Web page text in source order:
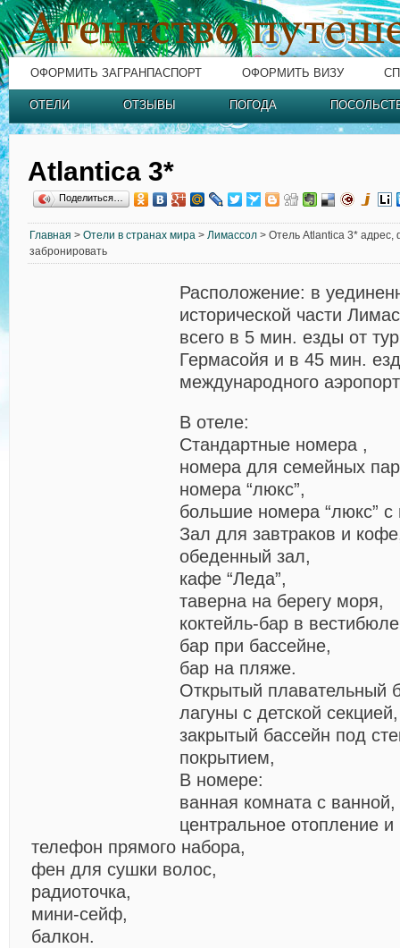
ОФОРМИТЬ ЗАГРАНПАСПОРТ ОФОРМИТЬ ВИЗУ
ОТЕЛИ ОТЗЫВЫ ПОГОДА
Atlantica 3*
Поделиться…
Главная > Отели в странах мира > Лимассол > Отель Atlantica 3* адрес,
забронировать
Расположение: в
исторической части
всего в 5 мин. езды от
Гермасойя и в 45 мин.
международного
В отеле:
Стандартные номера ,
номера для семейных
номера “люкс”,
большие номера “люкс”
Зал для завтраков и
обеденный зал,
кафе “Леда”,
таверна на берегу моря,
коктейль-бар в
бар при бассейне,
бар на пляже.
Открытый плавательный
лагуны с детской секцией,
закрытый бассейн под
покрытием,
В номере:
ванная комната с
центральное отопление
телефон прямого набора,
фен для сушки волос,
радиоточка,
мини-сейф,
балкон.